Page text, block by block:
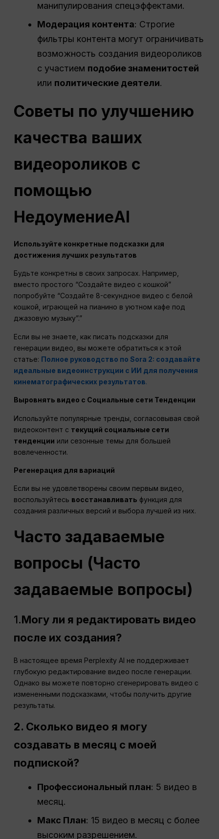
манипулирования спецэффектами.
Модерация контента: Строгие
фильтры контента могут ограничивать
возможность создания видеороликов
с участием подобие знаменитостей
или политические деятели.
Советы по улучшению
качества ваших
видеороликов с
помощью
НедоумениеAI
Используйте конкретные подсказки для
достижения лучших результатов
Будьте конкретны в своих запросах. Например,
вместо простого “Создайте видео с кошкой”
попробуйте “Создайте 8-секундное видео с белой
кошкой, играющей на пианино в уютном кафе под
джазовую музыку”.”
Если вы не знаете, как писать подсказки для
генерации видео, вы можете обратиться к этой
статье: Полное руководство по Sora 2: создавайте
идеальные видеоинструкции с ИИ для получения
кинематографических результатов.
Выровнять видео с Социальные сети Тенденции
Используйте популярные тренды, согласовывая свой
видеоконтент с текущий социальные сети
тенденции или сезонные темы для большей
вовлеченности.
Регенерация для вариаций
Если вы не удовлетворены своим первым видео,
воспользуйтесь восстанавливать функция для
создания различных версий и выбора лучшей из них.
Часто задаваемые
вопросы (Часто
задаваемые вопросы)
1.Могу ли я редактировать видео
после их создания?
В настоящее время Perplexity AI не поддерживает
глубокую редактирование видео после генерации.
Однако вы можете повторно сгенерировать видео с
измененными подсказками, чтобы получить другие
результаты.
2. Сколько видео я могу
создавать в месяц с моей
подпиской?
Профессиональный план: 5 видео в
месяц.
Макс План: 15 видео в месяц с более
высоким разрешением.